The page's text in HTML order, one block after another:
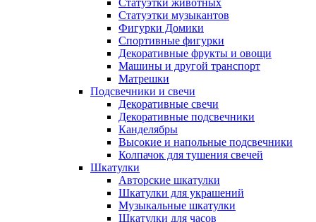
Статуэтки животных
Статуэтки музыкантов
Фигурки Домики
Спортивные фигурки
Декоративные фрукты и овощи
Машины и другой транспорт
Матрешки
Подсвечники и свечи
Декоративные свечи
Декоративные подсвечники
Канделябры
Высокие и напольные подсвечники
Колпачок для тушения свечей
Шкатулки
Авторские шкатулки
Шкатулки для украшений
Музыкальные шкатулки
Шкатулки для часов